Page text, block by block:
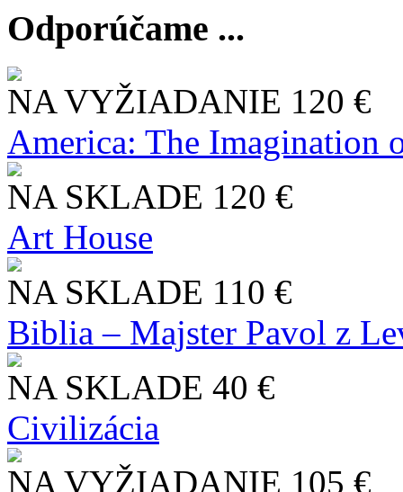
Odporúčame ...
NA VYŽIADANIE 120 €
America: The Imagination
NA SKLADE 120 €
Art House
NA SKLADE 110 €
Biblia – Majster Pavol z
NA SKLADE 40 €
Civilizácia
NA VYŽIADANIE 105 €